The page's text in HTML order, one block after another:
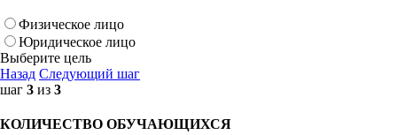
Физическое лицо
Юридическое лицо
Выберите цель
Назад Следующий шаг
шаг 3 из 3
КОЛИЧЕСТВО ОБУЧАЮЩИХСЯ